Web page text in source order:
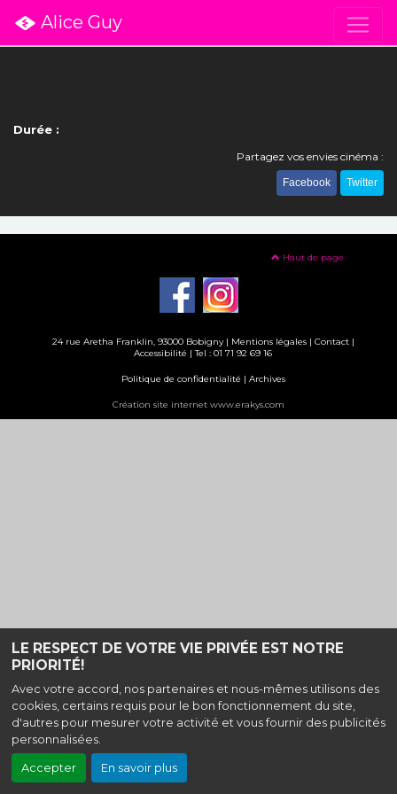
LE RESPECT DE VOTRE VIE PRIVÉE EST NOTRE
PRIORITÉ!
Avec votre accord, nos partenaires et nous-mêmes utilisons des
cookies, certains requis pour le bon fonctionnement du site,
d'autres pour mesurer votre activité et vous fournir des publicités
personnalisées.
Accepter En savoir plus
Alice Guy
Durée :
Partagez vos envies cinéma :
Facebook Twitter
Haut de page
24 rue Aretha Franklin, 93000 Bobigny | Mentions légales| Contact|
Accessibilité | Tel : 01 71 92 69 16
Politique de confidentialité | Archives
Création site internet www.erakys.com